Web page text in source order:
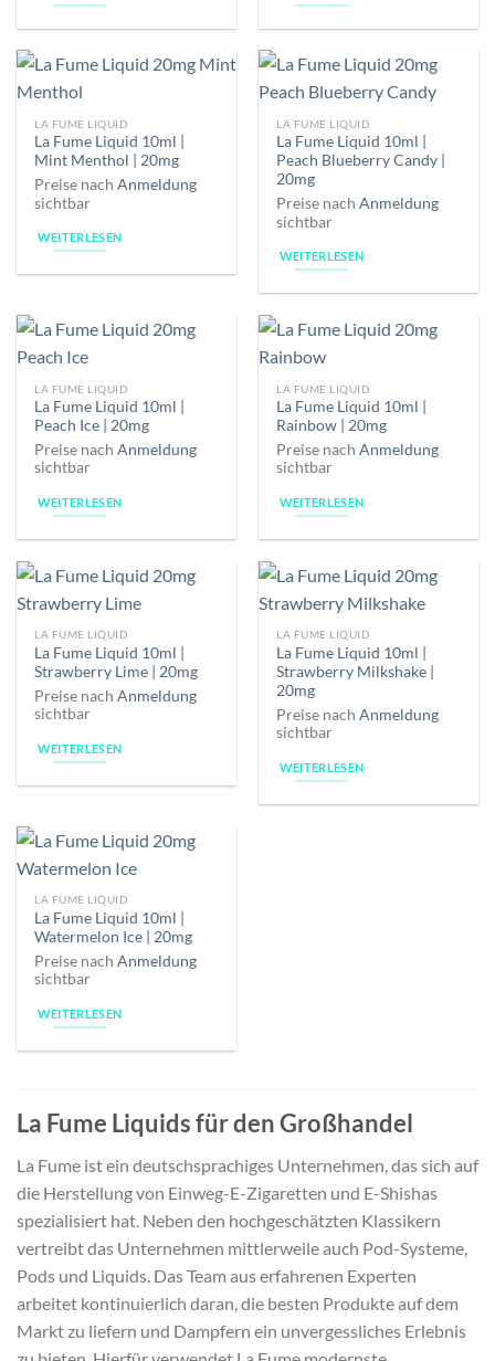
LA FUME LIQUID
La Fume Liquid 10ml |
Mint Menthol | 20mg
Preise nachAnmeldung
sichtbar
WEITERLESEN
LA FUME LIQUID
La Fume Liquid 10ml |
Peach Blueberry Candy |
20mg
Preise nachAnmeldung
sichtbar
WEITERLESEN
LA FUME LIQUID
La Fume Liquid 10ml |
Peach Ice | 20mg
Preise nachAnmeldung
sichtbar
WEITERLESEN
LA FUME LIQUID
La Fume Liquid 10ml |
Rainbow | 20mg
Preise nachAnmeldung
sichtbar
WEITERLESEN
LA FUME LIQUID
La Fume Liquid 10ml |
Strawberry Lime | 20mg
Preise nachAnmeldung
sichtbar
WEITERLESEN
LA FUME LIQUID
La Fume Liquid 10ml |
Strawberry Milkshake |
20mg
Preise nachAnmeldung
sichtbar
WEITERLESEN
LA FUME LIQUID
La Fume Liquid 10ml |
Watermelon Ice | 20mg
Preise nachAnmeldung
sichtbar
WEITERLESEN
La Fume Liquids für den Großhandel
La Fume ist ein deutschsprachiges Unternehmen, das sich auf
die Herstellung von Einweg-E-Zigaretten und E-Shishas
spezialisiert hat. Neben den hochgeschätzten Klassikern
vertreibt das Unternehmen mittlerweile auch Pod-Systeme,
Pods und Liquids. Das Team aus erfahrenen Experten
arbeitet kontinuierlich daran, die besten Produkte auf dem
Markt zu liefern und Dampfern ein unvergessliches Erlebnis